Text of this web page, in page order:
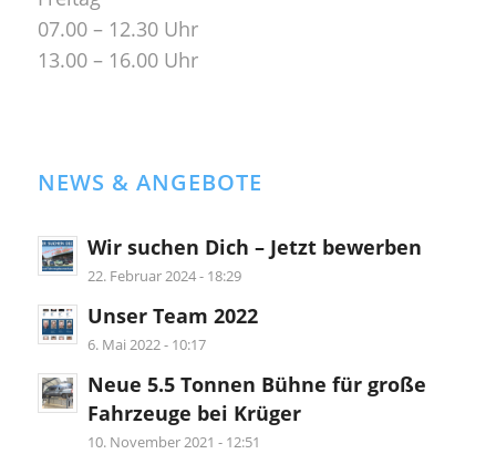
07.00 – 12.30 Uhr
13.00 – 16.00 Uhr
NEWS & ANGEBOTE
Wir suchen Dich – Jetzt bewerben
22. Februar 2024 - 18:29
Unser Team 2022
6. Mai 2022 - 10:17
Neue 5.5 Tonnen Bühne für große
Fahrzeuge bei Krüger
10. November 2021 - 12:51